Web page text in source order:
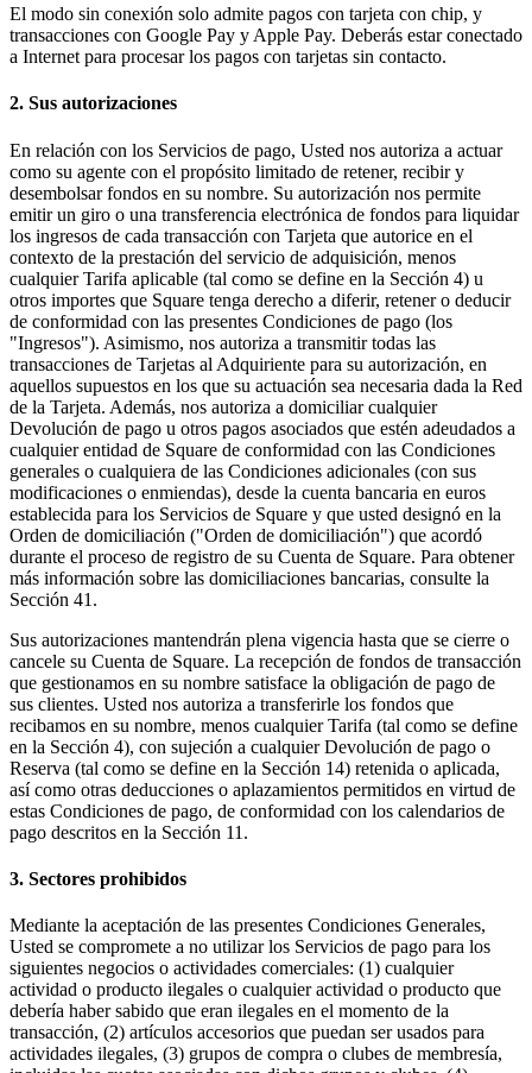
Square Kiosk
Desarrolladores y soluciones
Descubrir
Marketing
Square AI
Fidelización
Directorio de clientes
Tarjetas regalo
Editor de fotos
Descubrir
Gestión de turnos
Gestión de permisos y accesos
Descubrir
Plataforma para desarrolladores
Centro de aplicaciones
No hay artículos en tu carrito
Ver dispositivos
Ver carrito
Historial de pedidos
El modo sin conexión solo admite pagos con tarjeta con chip, y
transacciones con Google Pay y Apple Pay. Deberás estar conectado
a Internet para procesar los pagos con tarjetas sin contacto.
2. Sus autorizaciones
En relación con los Servicios de pago, Usted nos autoriza a actuar
como su agente con el propósito limitado de retener, recibir y
desembolsar fondos en su nombre. Su autorización nos permite
emitir un giro o una transferencia electrónica de fondos para liquidar
los ingresos de cada transacción con Tarjeta que autorice en el
contexto de la prestación del servicio de adquisición, menos
cualquier Tarifa aplicable (tal como se define en la Sección 4) u
otros importes que Square tenga derecho a diferir, retener o deducir
de conformidad con las presentes Condiciones de pago (los
"Ingresos"). Asimismo, nos autoriza a transmitir todas las
transacciones de Tarjetas al Adquiriente para su autorización, en
aquellos supuestos en los que su actuación sea necesaria dada la Red
de la Tarjeta. Además, nos autoriza a domiciliar cualquier
Devolución de pago u otros pagos asociados que estén adeudados a
cualquier entidad de Square de conformidad con las Condiciones
generales o cualquiera de las Condiciones adicionales (con sus
modificaciones o enmiendas), desde la cuenta bancaria en euros
establecida para los Servicios de Square y que usted designó en la
Orden de domiciliación ("Orden de domiciliación") que acordó
durante el proceso de registro de su Cuenta de Square. Para obtener
más información sobre las domiciliaciones bancarias, consulte la
Sección 41.
Sus autorizaciones mantendrán plena vigencia hasta que se cierre o
cancele su Cuenta de Square. La recepción de fondos de transacción
que gestionamos en su nombre satisface la obligación de pago de
sus clientes. Usted nos autoriza a transferirle los fondos que
recibamos en su nombre, menos cualquier Tarifa (tal como se define
en la Sección 4), con sujeción a cualquier Devolución de pago o
Reserva (tal como se define en la Sección 14) retenida o aplicada,
así como otras deducciones o aplazamientos permitidos en virtud de
estas Condiciones de pago, de conformidad con los calendarios de
pago descritos en la Sección 11.
3. Sectores prohibidos
Mediante la aceptación de las presentes Condiciones Generales,
Usted se compromete a no utilizar los Servicios de pago para los
siguientes negocios o actividades comerciales: (1) cualquier
actividad o producto ilegales o cualquier actividad o producto que
debería haber sabido que eran ilegales en el momento de la
transacción, (2) artículos accesorios que puedan ser usados para
actividades ilegales, (3) grupos de compra o clubes de membresía,